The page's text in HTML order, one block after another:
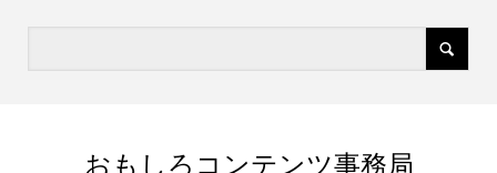
おもしろコンテンツ事務局